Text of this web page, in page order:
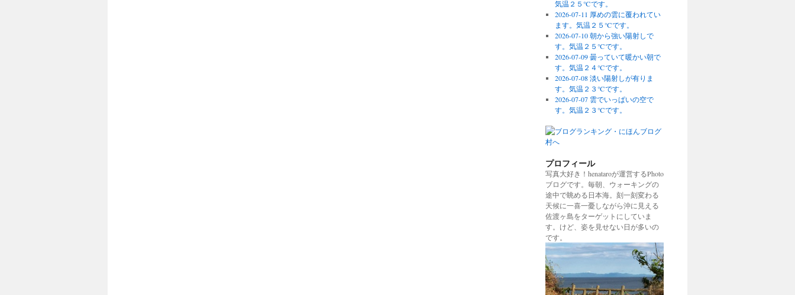
気温２５℃です。
2026-07-11 厚めの雲に覆われてい
ます。気温２５℃です。
2026-07-10 朝から強い陽射しで
す。気温２５℃です。
2026-07-09 曇っていて暖かい朝で
す。気温２４℃です。
2026-07-08 淡い陽射しが有りま
す。気温２３℃です。
2026-07-07 雲でいっぱいの空で
す。気温２３℃です。
プロフィール
写真大好き！henataroが運営するPhoto
ブログです。毎朝、ウォーキングの
途中で眺める日本海。刻一刻変わる
天候に一喜一憂しながら沖に見える
佐渡ヶ島をターゲットにしていま
す。けど、姿を見せない日が多いの
です。